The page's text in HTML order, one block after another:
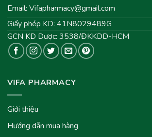
Email: Vifapharmacy@gmail.com
Giấy phép KD: 41N8029489G
GCN KD Dược: 3538/ĐKKDD-HCM
VIFA PHARMACY
Giới thiệu
Hướng dẫn mua hàng